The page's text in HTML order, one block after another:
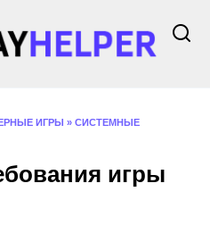
ИГРЫ » СИСТЕМНЫЕ
игры